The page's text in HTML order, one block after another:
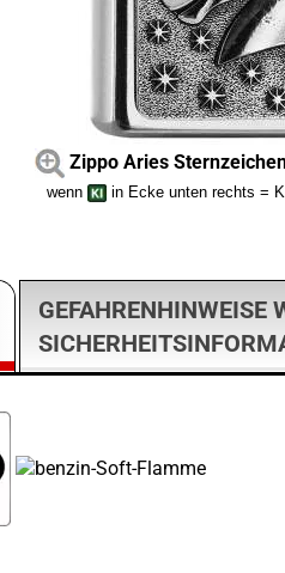
Zippo Aries
wenn in Ecke unten rechts =
GEFAHRENHINWEISE